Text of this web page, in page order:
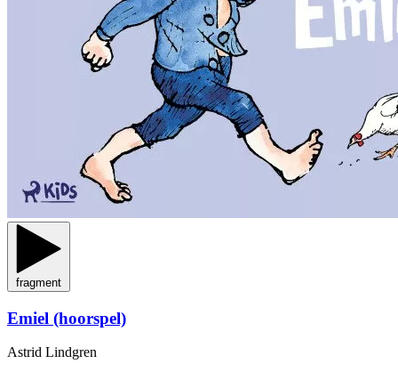
fragment
Emiel (hoorspel)
Astrid Lindgren